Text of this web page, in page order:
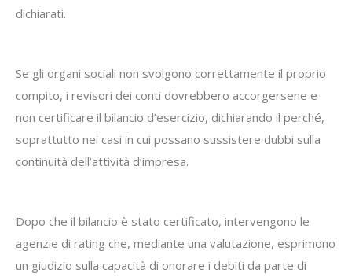
dichiarati.
Se gli organi sociali non svolgono correttamente il proprio
compito, i revisori dei conti dovrebbero accorgersene e
non certificare il bilancio d’esercizio, dichiarando il perché,
soprattutto nei casi in cui possano sussistere dubbi sulla
continuità dell’attività d’impresa.
Dopo che il bilancio è stato certificato, intervengono le
agenzie di rating che, mediante una valutazione, esprimono
un giudizio sulla capacità di onorare i debiti da parte di